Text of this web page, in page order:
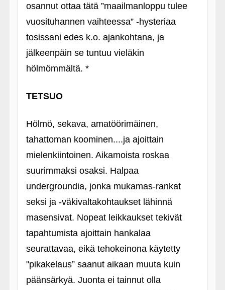
osannut ottaa tätä ”maailmanloppu tulee
vuosituhannen vaihteessa” ‑hysteriaa
tosissani edes k.o. ajankohtana, ja
jälkeenpäin se tuntuu vieläkin
hölmömmältä. *
TETSUO
Hölmö, sekava, amatöörimäinen,
tahattoman koominen....ja ajoittain
mielenkiintoinen. Aikamoista roskaa
suurimmaksi osaksi. Halpaa
undergroundia, jonka mukamas-rankat
seksi ja ‑väkivaltakohtaukset lähinnä
masensivat. Nopeat leikkaukset tekivät
tapahtumista ajoittain hankalaa
seurattavaa, eikä tehokeinona käytetty
"pikakelaus” saanut aikaan muuta kuin
päänsärkyä. Juonta ei tainnut olla